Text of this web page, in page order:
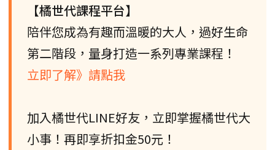
【橘世代課程平台】
陪伴您成為有趣而溫暖的大人，過好生命
第二階段，量身打造一系列專業課程！
立即了解》請點我
加入橘世代LINE好友，立即掌握橘世代大
小事！再即享折扣金50元！